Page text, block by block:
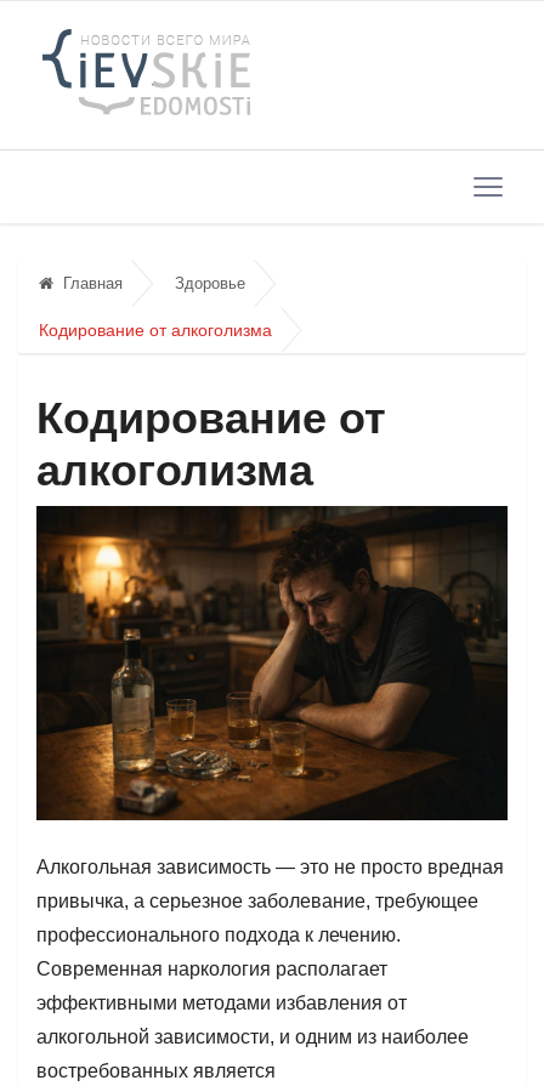
Главная Здоровье
Кодирование от алкоголизма
Кодирование от
алкоголизма
Алкогольная зависимость — это не просто вредная
привычка, а серьезное заболевание, требующее
профессионального подхода к лечению.
Современная наркология располагает
эффективными методами избавления от
алкогольной зависимости, и одним из наиболее
востребованных является